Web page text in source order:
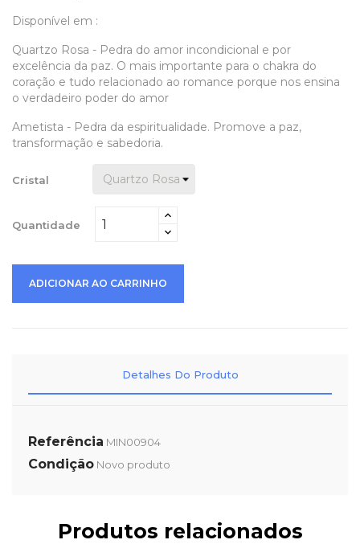
Disponível em :
Quartzo Rosa - Pedra do amor incondicional e por
excelência da paz. O mais importante para o chakra do
coração e tudo relacionado ao romance porque nos ensina
o verdadeiro poder do amor
Ametista - Pedra da espiritualidade. Promove a paz,
transformação e sabedoria.
Cristal
Quantidade
ADICIONAR AO CARRINHO
Detalhes Do Produto
Referência MIN00904
Condição Novo produto
Produtos relacionados